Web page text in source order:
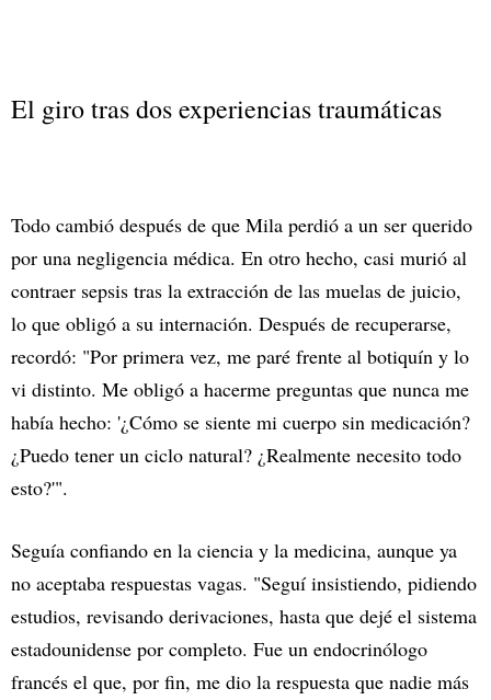
El giro tras dos experiencias traumáticas
Todo cambió después de que Mila perdió a un ser querido
por una negligencia médica. En otro hecho, casi murió al
contraer sepsis tras la extracción de las muelas de juicio,
lo que obligó a su internación. Después de recuperarse,
recordó: "Por primera vez, me paré frente al botiquín y lo
vi distinto. Me obligó a hacerme preguntas que nunca me
había hecho: '¿Cómo se siente mi cuerpo sin medicación?
¿Puedo tener un ciclo natural? ¿Realmente necesito todo
esto?'".
Seguía confiando en la ciencia y la medicina, aunque ya
no aceptaba respuestas vagas. "Seguí insistiendo, pidiendo
estudios, revisando derivaciones, hasta que dejé el sistema
estadounidense por completo. Fue un endocrinólogo
francés el que, por fin, me dio la respuesta que nadie más